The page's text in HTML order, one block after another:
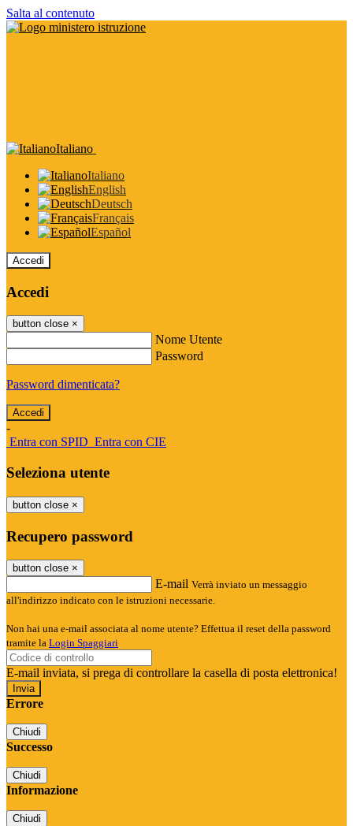
Salta al contenuto
Italiano
Italiano
English
Deutsch
Français
Español
Accedi
Accedi
button close ×
Nome Utente
Password
Password dimenticata?
-
Entra con SPID Entra con CIE
Seleziona utente
button close ×
Recupero password
button close ×
E-mail Verrà inviato un messaggio
all'indirizzo indicato con le istruzioni necessarie.
Non hai una e-mail associata al nome utente? Effettua il reset della password
tramite la Login Spaggiari
E-mail inviata, si prega di controllare la casella di posta elettronica!
Errore
Chiudi
Successo
Chiudi
Informazione
Chiudi